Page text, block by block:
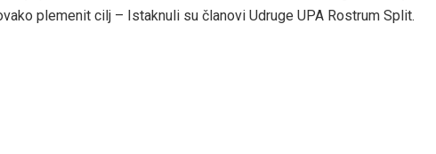
plemenit cilj – Istaknuli su članovi Udruge UPA Rostrum Split.